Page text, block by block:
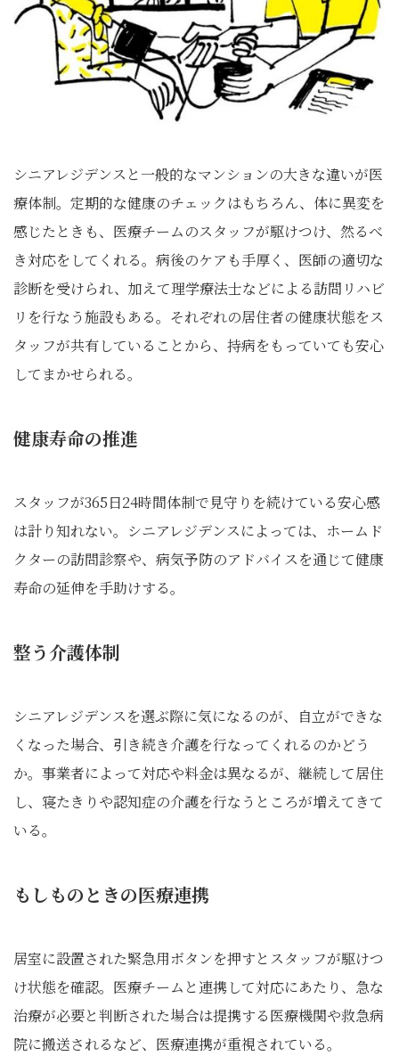
シニアレジデンスと一般的なマンションの大きな違いが医
療体制。定期的な健康のチェックはもちろん、体に異変を
感じたときも、医療チームのスタッフが駆けつけ、然るべ
き対応をしてくれる。病後のケアも手厚く、医師の適切な
診断を受けられ、加えて理学療法士などによる訪問リハビ
リを行なう施設もある。それぞれの居住者の健康状態をス
タッフが共有していることから、持病をもっていても安心
してまかせられる。
健康寿命の推進
スタッフが365日24時間体制で見守りを続けている安心感
は計り知れない。シニアレジデンスによっては、ホームド
クターの訪問診察や、病気予防のアドバイスを通じて健康
寿命の延伸を手助けする。
整う介護体制
シニアレジデンスを選ぶ際に気になるのが、自立ができな
くなった場合、引き続き介護を行なってくれるのかどう
か。事業者によって対応や料金は異なるが、継続して居住
し、寝たきりや認知症の介護を行なうところが増えてきて
いる。
もしものときの医療連携
居室に設置された緊急用ボタンを押すとスタッフが駆けつ
け状態を確認。医療チームと連携して対応にあたり、急な
治療が必要と判断された場合は提携する医療機関や救急病
院に搬送されるなど、医療連携が重視されている。